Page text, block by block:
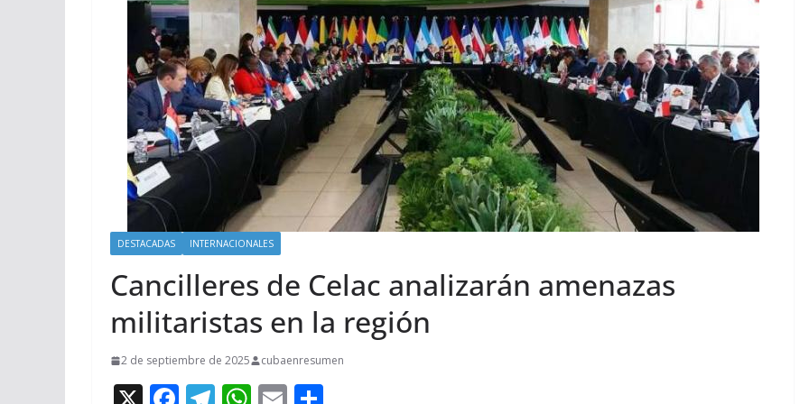
DESTACADAS INTERNACIONALES
Cancilleres de Celac analizarán amenazas
militaristas en la región
2 de septiembre de 2025 cubaenresumen